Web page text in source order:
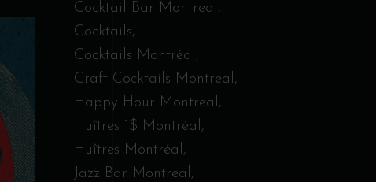
Cocktail Bar Montreal
Cocktails
Cocktails Montréal
Craft Cocktails Montreal
Happy Hour Montreal
Huîtres 1$ Montréal
Huîtres Montréal
Jazz Bar Montreal